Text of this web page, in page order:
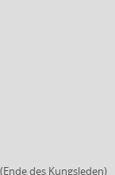
des Kungsleden)